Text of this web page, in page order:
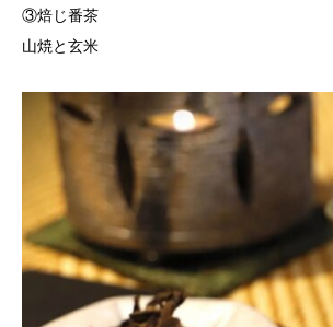
③焙じ番茶
山焼と玄米